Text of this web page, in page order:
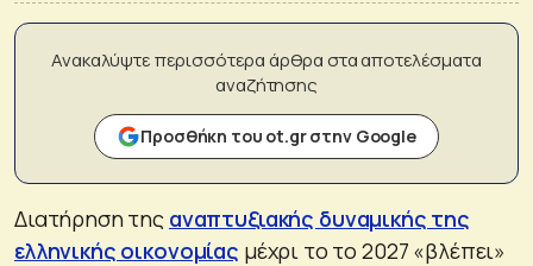
Ανακαλύψτε περισσότερα άρθρα στα αποτελέσματα
αναζήτησης
Προσθήκη του ot.gr στην Google
Διατήρηση της αναπτυξιακής δυναμικής της
ελληνικής οικονομίας μέχρι το το 2027 «βλέπει»